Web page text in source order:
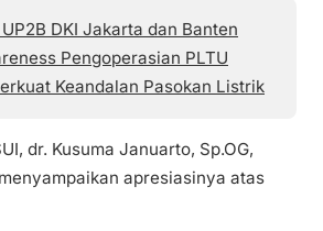
UP2B DKI Jakarta dan Banten
Pengoperasian PLTU
Keandalan Pasokan Listrik
dr. Kusuma Januarto, Sp.OG,
apresiasinya atas